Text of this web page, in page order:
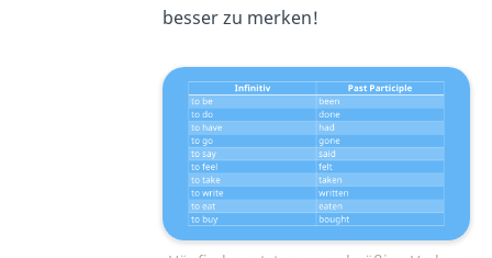
besser zu merken!